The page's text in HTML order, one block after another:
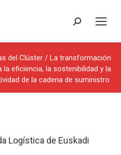
Buscar:
del Clúster / La transformación
eficiencia, la sostenibilidad y la
de la cadena de suministro.
Logística de Euskadi